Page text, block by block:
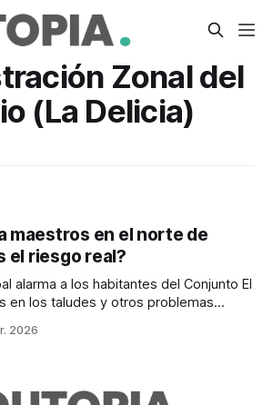
Zonal del
(La Delicia)
maestros en el norte de
el riesgo real?
alarma a los habitantes del Conjunto El
en los taludes y otros problemas
2026